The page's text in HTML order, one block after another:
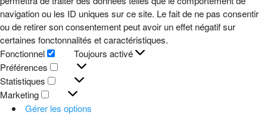
navigation ou les ID uniques sur ce site. Le fait de ne pas consentir
ou de retirer son consentement peut avoir un effet négatif sur
certaines fonctonnalités et caractéristiques.
Fonctionnel
Fonctionnel
Toujours activé
Préférences
Préférences
Statistiques
Statistiques
Marketing
Marketing
Gérer les options